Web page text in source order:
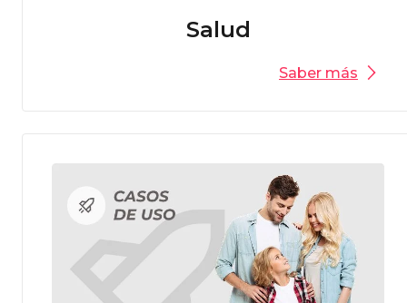
Salud
Saber más